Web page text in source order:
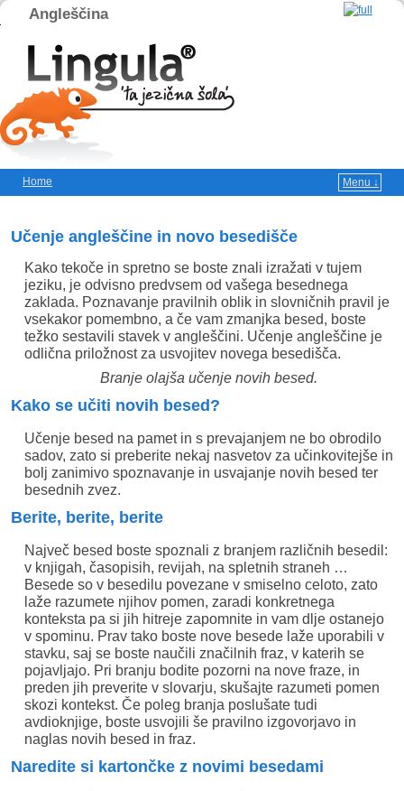
Angleščina
Home
Menu ↓
Učenje angleščine in novo besedišče
Kako tekoče in spretno se boste znali izražati v tujem
jeziku, je odvisno predvsem od vašega besednega
zaklada. Poznavanje pravilnih oblik in slovničnih pravil je
vsekakor pomembno, a če vam zmanjka besed, boste
težko sestavili stavek v angleščini. Učenje angleščine je
odlična priložnost za usvojitev novega besedišča.
Branje olajša učenje novih besed.
Kako se učiti novih besed?
Učenje besed na pamet in s prevajanjem ne bo obrodilo
sadov, zato si preberite nekaj nasvetov za učinkovitejše in
bolj zanimivo spoznavanje in usvajanje novih besed ter
besednih zvez.
Berite, berite, berite
Največ besed boste spoznali z branjem različnih besedil:
v knjigah, časopisih, revijah, na spletnih straneh …
Besede so v besedilu povezane v smiselno celoto, zato
laže razumete njihov pomen, zaradi konkretnega
konteksta pa si jih hitreje zapomnite in vam dlje ostanejo
v spominu. Prav tako boste nove besede laže uporabili v
stavku, saj se boste naučili značilnih fraz, v katerih se
pojavljajo. Pri branju bodite pozorni na nove fraze, in
preden jih preverite v slovarju, skušajte razumeti pomen
skozi kontekst. Če poleg branja poslušate tudi
avdioknjige, boste usvojili še pravilno izgovorjavo in
naglas novih besed in fraz.
Naredite si kartončke z novimi besedami